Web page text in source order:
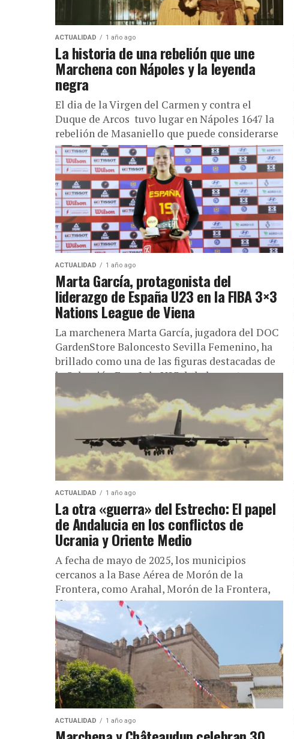
ACTUALIDAD 1 año ago
La historia de una rebelión que une
Marchena con Nápoles y la leyenda
negra
El dia de la Virgen del Carmen y contra el
Duque de Arcos tuvo lugar en Nápoles 1647 la
rebelión de Masaniello que puede considerarse
un...
ACTUALIDAD 1 año ago
Marta García, protagonista del
liderazgo de España U23 en la FIBA 3×3
Nations League de Viena
La marchenera Marta García, jugadora del DOC
GardenStore Baloncesto Sevilla Femenino, ha
brillado como una de las figuras destacadas de
la Selección Española U23 de baloncesto...
ACTUALIDAD 1 año ago
La otra «guerra» del Estrecho: El papel
de Andalucia en los conflictos de
Ucrania y Oriente Medio
A fecha de mayo de 2025, los municipios
cercanos a la Base Aérea de Morón de la
Frontera, como Arahal, Morón de la Frontera,
Utrera y...
ACTUALIDAD 1 año ago